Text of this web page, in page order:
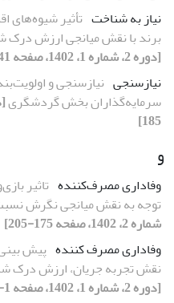
نیاز به شناخت تأثیر شیوه‌های
برند با نقش میانجی ارزش درک
[دوره 2، شماره 1، 1402، صفحه 41-61]
نیازسنجی نیازسنجی و
سرمایه‌گذاران بخش گردشگری
185]
و
وفاداری مصرف‌کننده تاثیر
توجه به نقش میانجی نگرش
شماره 2، 1402، صفحه 175-205]
وفاداری مصرف کننده پیش
نقش تجربه جریان، ارزش درک
[دوره 2، شماره 1، 1402، صفحه 1-23]